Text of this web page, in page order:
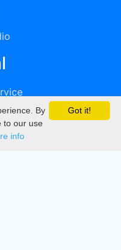
Got it!
By
to our use
info